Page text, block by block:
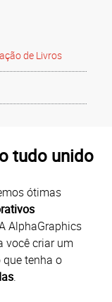
de Livros
tudo unido
ótimas
AlphaGraphics
você criar um
tenha o
.